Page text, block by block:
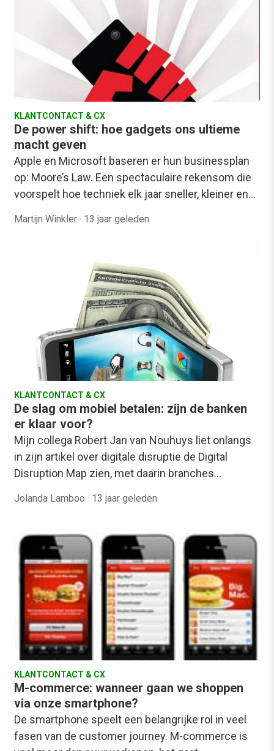
KLANTCONTACT & CX
De power shift: hoe gadgets ons ultieme
macht geven
Apple en Microsoft baseren er hun businessplan
op: Moore’s Law. Een spectaculaire rekensom die
voorspelt hoe techniek elk jaar sneller, kleiner en…
Martijn Winkler · 13 jaar geleden
KLANTCONTACT & CX
De slag om mobiel betalen: zijn de banken
er klaar voor?
Mijn collega Robert Jan van Nouhuys liet onlangs
in zijn artikel over digitale disruptie de Digital
Disruption Map zien, met daarin branches…
Jolanda Lamboo · 13 jaar geleden
KLANTCONTACT & CX
M-commerce: wanneer gaan we shoppen
via onze smartphone?
De smartphone speelt een belangrijke rol in veel
fasen van de customer journey. M-commerce is